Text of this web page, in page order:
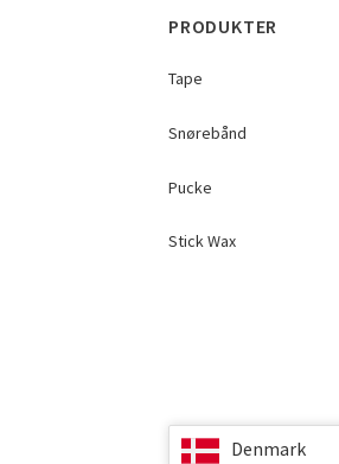
PRODUKTER
Tape
Snørebånd
Pucke
Stick Wax
Denmark